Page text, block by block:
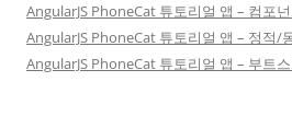
AngularJS PhoneCat 튜토리얼 앱 – 컴포
AngularJS PhoneCat 튜토리얼 앱 – 정적/
AngularJS PhoneCat 튜토리얼 앱 – 부트